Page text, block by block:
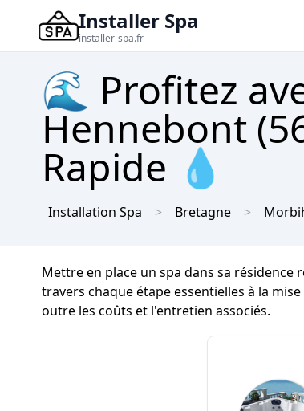
Installer Spa
installer-spa.fr
🌊 Profitez
Hennebont
Rapide 💧
Installation Spa Bretagne
Mettre en place un spa dans sa
travers chaque étape essentielles à la
outre les coûts et l'entretien associés.